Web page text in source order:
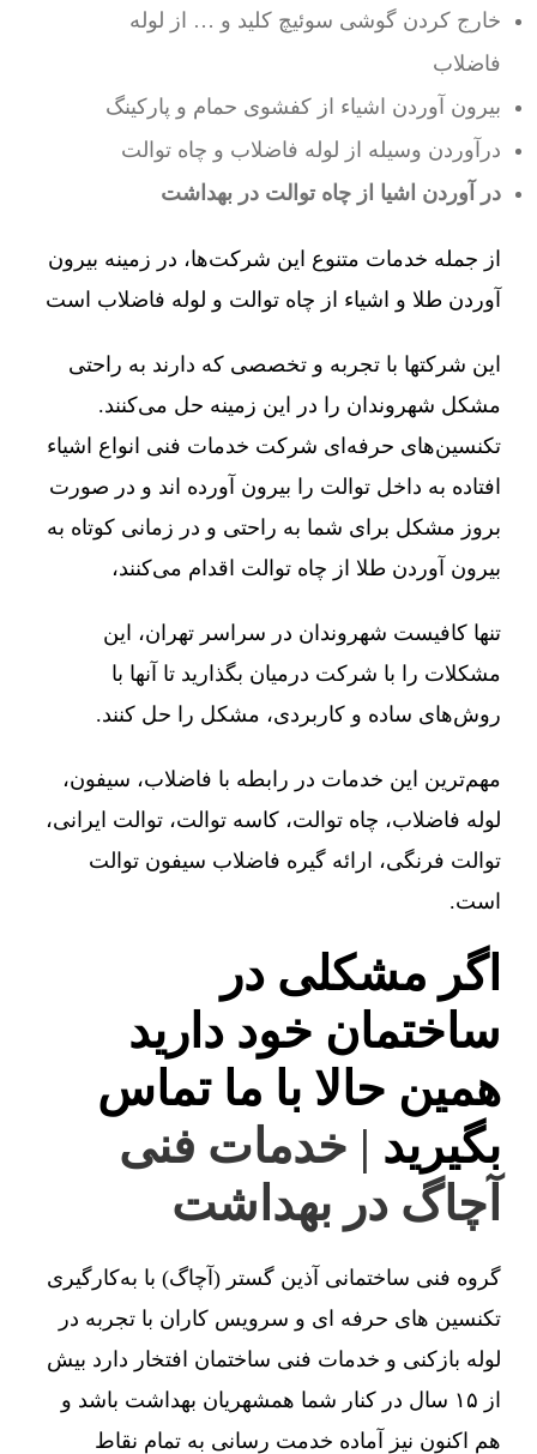
خارج کردن گوشی سوئیچ کلید و … از لوله
فاضلاب
بیرون آوردن اشیاء از کفشوی حمام و پارکینگ
درآوردن وسیله از لوله فاضلاب و چاه توالت
در آوردن اشیا از چاه توالت در بهداشت
از جمله خدمات متنوع این شرکت‌ها، در زمینه بیرون
آوردن طلا و اشیاء از چاه توالت و لوله فاضلاب است
این شرکتها با تجربه و تخصصی که دارند به راحتی
مشکل شهروندان را در این زمینه حل می‌کنند.
تکنسین‌های حرفه‌ای شرکت خدمات فنی انواع اشیاء
افتاده به داخل توالت را بیرون آورده اند و در صورت
بروز مشکل برای شما به راحتی و در زمانی کوتاه به
بیرون آوردن طلا از چاه توالت اقدام می‌کنند،
تنها کافیست شهروندان در سراسر تهران، این
مشکلات را با شرکت درمیان بگذارید تا آنها با
روش‌های ساده و کاربردی، مشکل را حل کنند.
مهم‌ترین این خدمات در رابطه با فاضلاب، سیفون،
لوله فاضلاب، چاه توالت، کاسه توالت، توالت ایرانی،
توالت فرنگی، ارائه گیره فاضلاب سیفون توالت
است.
اگر مشکلی در
ساختمان خود دارید
همین حالا با ما تماس
بگیرید | خدمات فنی
آچاگ در بهداشت
گروه فنی ساختمانی آذین گستر (آچاگ) با به‌کارگیری
تکنسین های حرفه ای و سرویس کاران با تجربه در
لوله بازکنی و خدمات فنی ساختمان افتخار دارد بیش
از ۱۵ سال در کنار شما همشهریان بهداشت باشد و
هم اکنون نیز آماده خدمت رسانی به تمام نقاط